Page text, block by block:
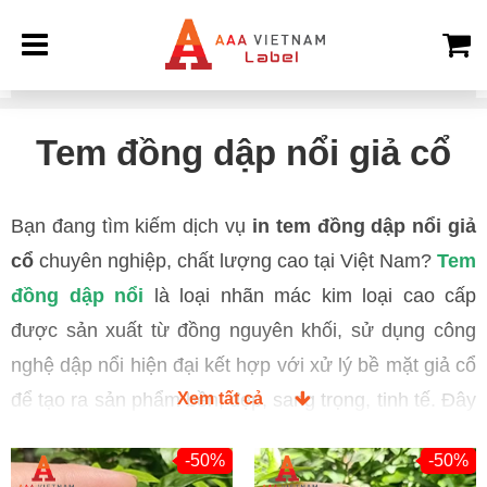
Tem đồng dập nổi giả cổ
Bạn đang tìm kiếm dịch vụ in tem đồng dập nổi giả
cổ chuyên nghiệp, chất lượng cao tại Việt Nam? Tem
đồng dập nổi là loại nhãn mác kim loại cao cấp
được sản xuất từ đồng nguyên khối, sử dụng công
nghệ dập nổi hiện đại kết hợp với xử lý bề mặt giả cổ
để tạo ra sản phẩm bền, đẹp, sang trọng, tinh tế. Đây
gỗ cao cấp, trang sức, thời trang để nâng tầm giá trị
Xem tất cả
-50% -50%